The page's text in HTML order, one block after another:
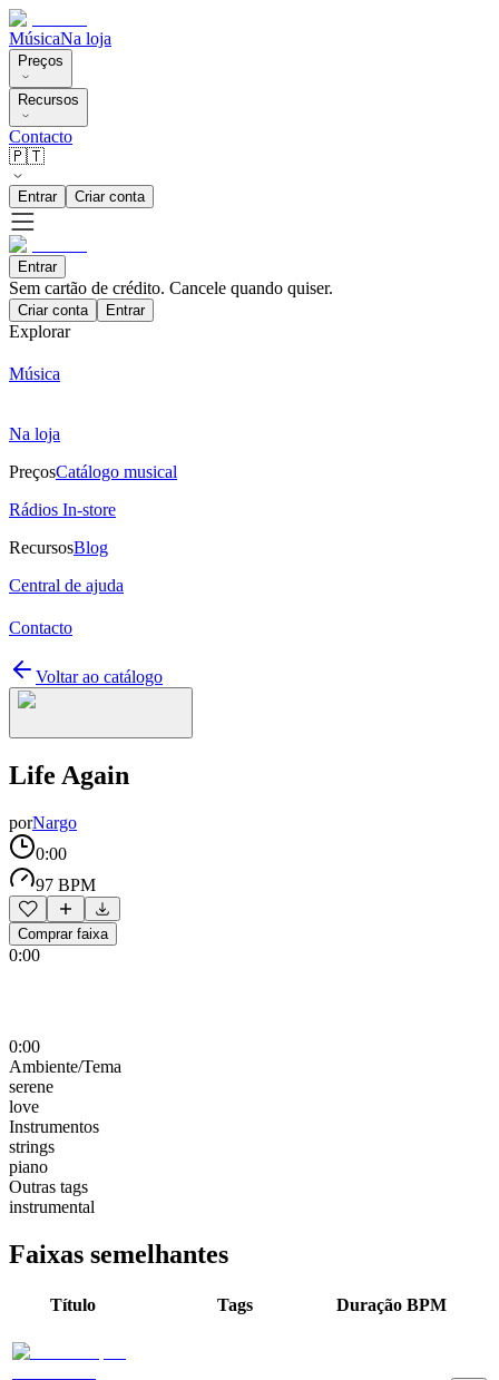
MúsicaNa loja
Preços
Recursos
Contacto
🇵🇹
Entrar Criar conta
Entrar
Sem cartão de crédito. Cancele quando quiser.
Criar conta Entrar
Explorar
Música
Na loja
PreçosCatálogo musical
Rádios In-store
RecursosBlog
Central de ajuda
Contacto
Voltar ao catálogo
Life Again
porNargo
0:00
97 BPM
Comprar faixa
0:00
0:00
Ambiente/Tema
serene
love
Instrumentos
strings
piano
Outras tags
instrumental
Faixas semelhantes
Título Tags Duração BPM